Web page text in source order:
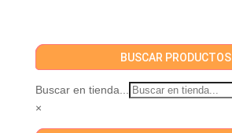
BUSCAR PRODUCTOS
Buscar en tienda...
×